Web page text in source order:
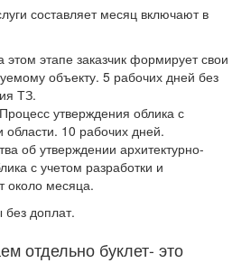
составляет месяц включают в
этом этапе заказчик формирует свои
объекту. 5 рабочих дней без
ТЗ.
утверждения облика с
области. 10 рабочих дней.
об утверждении архитектурно-
с учетом разработки и
около месяца.
доплат.
отдельно буклет- это